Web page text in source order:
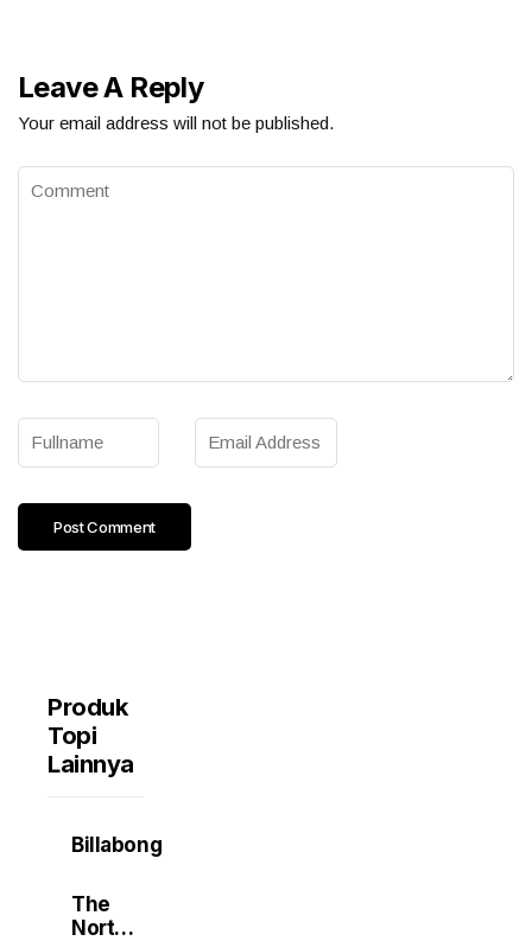
Leave A Reply
Your email address will not be published.
Produk
Topi
Lainnya
Billabong
The
North